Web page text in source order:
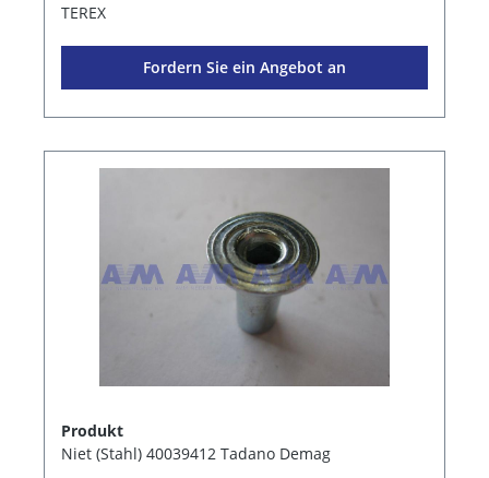
TEREX
Fordern Sie ein Angebot an
Produkt
Niet (Stahl) 40039412 Tadano Demag